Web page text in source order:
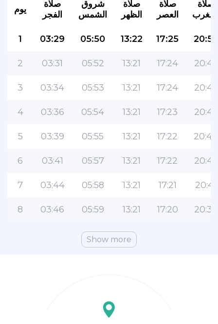
يوم
صلاة
الفجر
شروق
الشمس
صلاة
الظهر
صلاة
العصر
صلاة
1 03:29 05:50 13:22 17:25 20:50
2 03:31 05:52 13:21 17:24 20:49
3 03:34 05:53 13:21 17:24 20:47
4 03:36 05:54 13:21 17:23 20:46
5 03:39 05:55 13:21 17:22 20:44
6 03:41 05:57 13:21 17:22 20:43
7 03:44 05:58 13:21 17:21 20:41
8 03:46 05:59 13:21 17:20 20:39
Show more